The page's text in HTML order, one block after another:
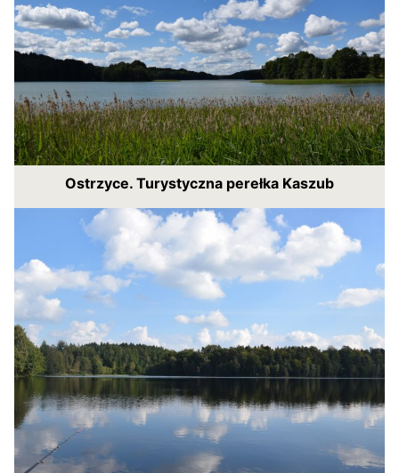
Ostrzyce. Turystyczna perełka Kaszub